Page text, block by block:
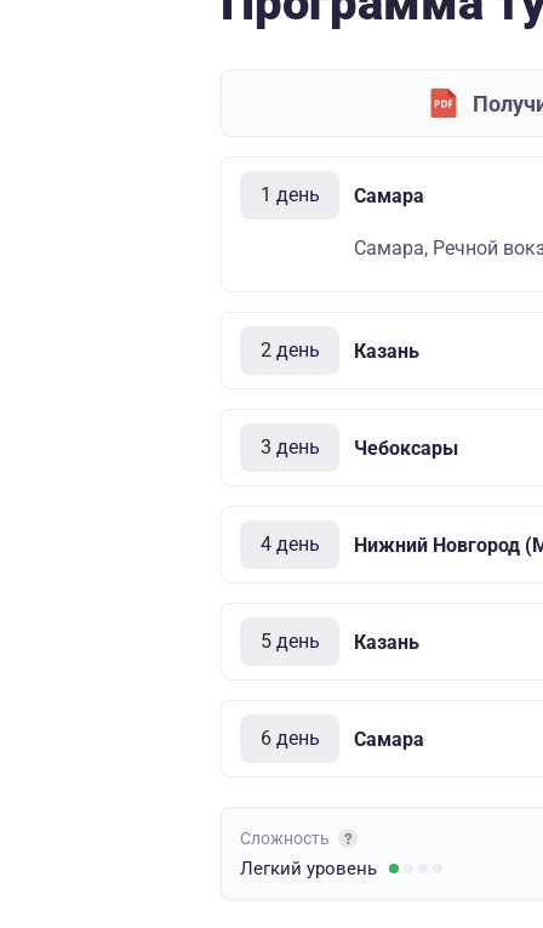
1 день Самара
Самара, Речной
2 день Казань
3 день Чебоксары
4 день Нижний Новгород
5 день Казань
6 день Самара
Сложность
Легкий уровень